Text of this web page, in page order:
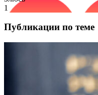
1
Публикации по теме